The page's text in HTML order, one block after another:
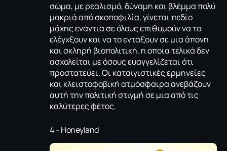
σώμα, με ρεαλισμό, δύναμη και βλέμμα πολύ
μακριά από σκοποφιλία, γίνεται πεδίο
μάχης ενάντια σε όλους επιθυμούν να το
ελέγχξουν και να το εντάξουν σε μια άπονη
και σκληρή βιοπολιτική, η οποία τελικά δεν
ασχολείται με όσους ευαγγελίζεται ότι
προστατεύει. Οι καταιγιστικές ερμηνείες
και κλειστοφοβική ατμόσφαιρα ανεβάζουν
αυτή την πολιτική στιγμή σε μια από τις
καλύτερες φέτος.
4 – Honeyland